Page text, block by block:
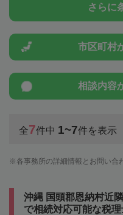
さらに
市区町村
相談内容
全7件中 1~7件を表示
各事務所の詳細情報とお問い合
沖縄 国頭郡恩納村近
で相続対応可能な税